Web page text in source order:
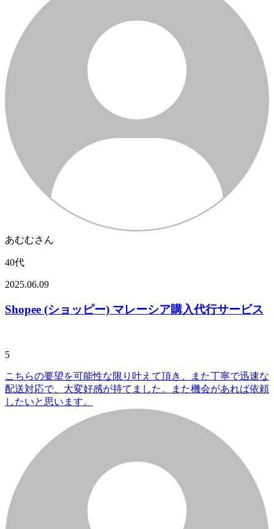
あむむさん
40代
2025.06.09
Shopee (ショッピー) マレーシア購入代行サービス
5
こちらの要望を可能性な限り叶えて頂き、また丁寧で迅速な
配送対応で、大変好感が持てました。また機会があれば依頼
したいと思います。